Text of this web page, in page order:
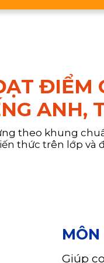
ĐIỂM
ANH,
theo khung
thức trên lớp và
MÔN
Giúp